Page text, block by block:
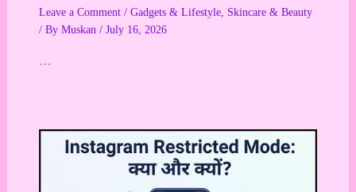
Leave a Comment / Gadgets & Lifestyle, Skincare & Beauty
/ By Muskan / July 16, 2026
…